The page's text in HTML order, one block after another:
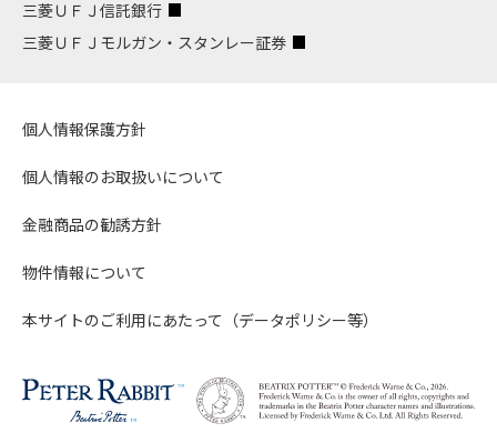
三菱ＵＦＪ信託銀行
三菱ＵＦＪモルガン・スタンレー証券
個人情報保護方針
個人情報のお取扱いについて
金融商品の勧誘方針
物件情報について
本サイトのご利用にあたって（データポリシー等）